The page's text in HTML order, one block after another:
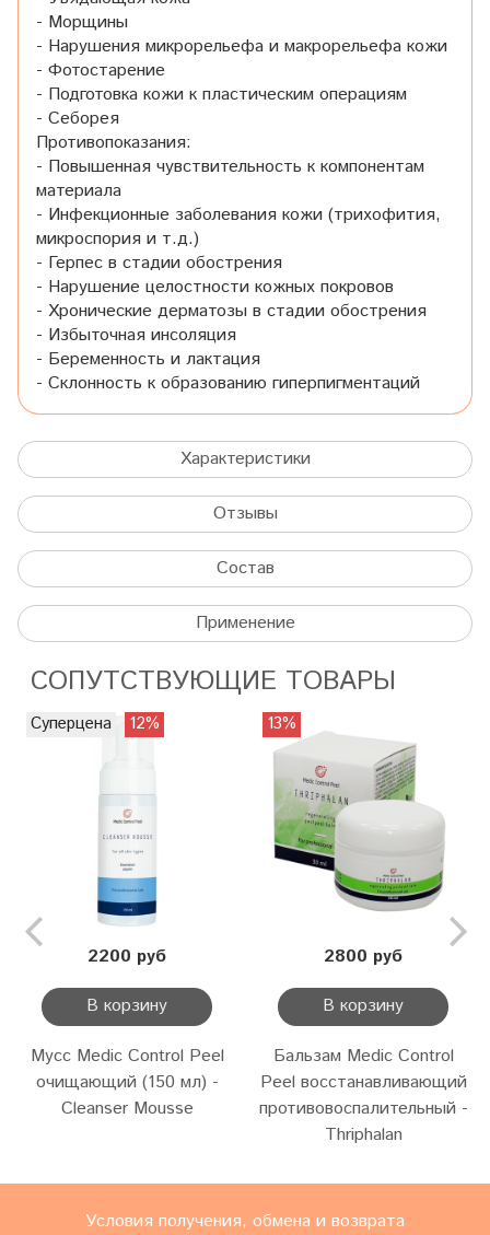
- Морщины
- Нарушения микрорельефа и макрорельефа кожи
- Фотостарение
- Подготовка кожи к пластическим операциям
- Себорея
Противопоказания:
- Повышенная чувствительность к компонентам
материала
- Инфекционные заболевания кожи (трихофития,
микроспория и т.д.)
- Герпес в стадии обострения
- Нарушение целостности кожных покровов
- Хронические дерматозы в стадии обострения
- Избыточная инсоляция
- Беременность и лактация
- Склонность к образованию гиперпигментаций
Характеристики
Отзывы
Состав
Применение
СОПУТСТВУЮЩИЕ ТОВАРЫ
Суперцена 12%
2200 руб
В корзину
Мусс Medic Control Peel
очищающий (150 мл) -
Cleanser Mousse
13%
2800 руб
В корзину
Бальзам Medic Control
Peel восстанавливающий
противовоспалительный -
Thriphalan
Условия получения, обмена и возврата